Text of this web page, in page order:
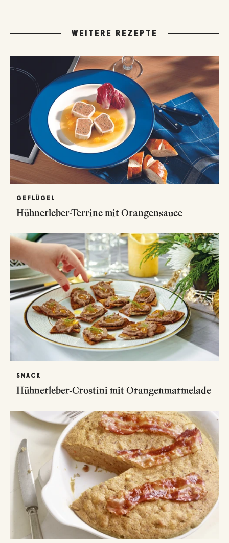
WEITERE REZEPTE
GEFLÜGEL
Hühnerleber-Terrine mit Orangensauce
SNACK
Hühnerleber-Crostini mit Orangenmarmelade